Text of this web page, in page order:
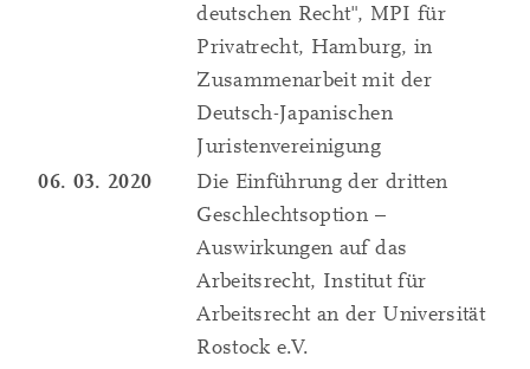
deutschen Recht", MPI für
Privatrecht, Hamburg, in
Zusammenarbeit mit der
Deutsch-Japanischen
Juristenvereinigung
06. 03. 2020
Die Einführung der dritten
Geschlechtsoption –
Auswirkungen auf das
Arbeitsrecht, Institut für
Arbeitsrecht an der Universität
Rostock e.V.